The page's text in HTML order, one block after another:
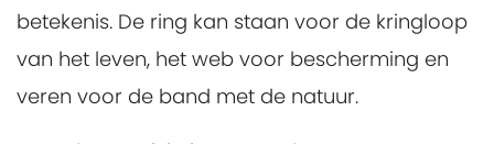
betekenis. De ring kan staan voor de kringloop
van het leven, het web voor bescherming en
veren voor de band met de natuur.